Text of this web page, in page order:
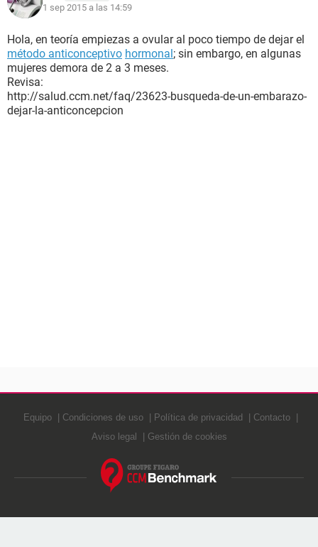
1 sep 2015 a las 14:59
Hola, en teoría empiezas a ovular al poco tiempo de dejar el
método anticonceptivo hormonal; sin embargo, en algunas
mujeres demora de 2 a 3 meses.
Revisa:
http://salud.ccm.net/faq/23623-busqueda-de-un-embarazo-
dejar-la-anticoncepcion
Equipo Condiciones de uso Política de privacidad
Contacto
Aviso legal
Gestión de cookies